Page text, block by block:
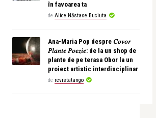
în favoarea ta
de Alice Năstase Buciuta
Ana-Maria Pop despre 𝐶𝑜𝑣𝑜𝑟
𝑃𝑙𝑎𝑛𝑡𝑒 𝑃𝑜𝑒𝑧𝑖𝑒: de la un shop de
plante de pe terasa Obor la un
proiect artistic interdisciplinar
de revistatango